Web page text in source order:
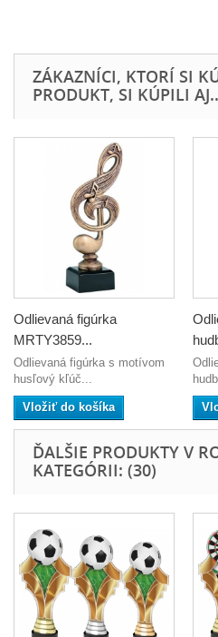
ZÁKAZNÍCI, KTORÍ SI
PRODUKT, SI KÚPILI
Odlievaná figúrka
MRTY3859...
Odlievaná figúrka s motívom
husľový kľúč...
Vložiť do košíka
ĎALŠIE PRODUKTY V
KATEGÓRII: (30)